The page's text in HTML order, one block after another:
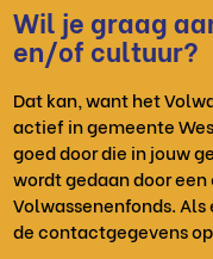
Wil je graag
en/of cultuur?
Dat kan, want het
actief in gemeente
goed door die in jouw
wordt gedaan door
Volwassenenfonds.
de contactgegevens